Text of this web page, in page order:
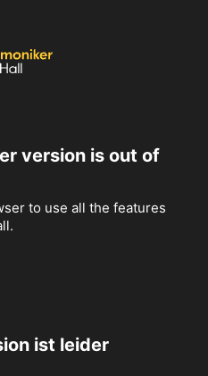
version is out of
to use all the features
ist leider